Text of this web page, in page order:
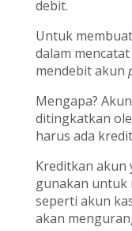
debit.
Untuk
dalam mencatat
mendebit akun
Mengapa?
ditingkatkan
harus ada
Kreditkan akun
gunakan untuk
seperti akun
akan